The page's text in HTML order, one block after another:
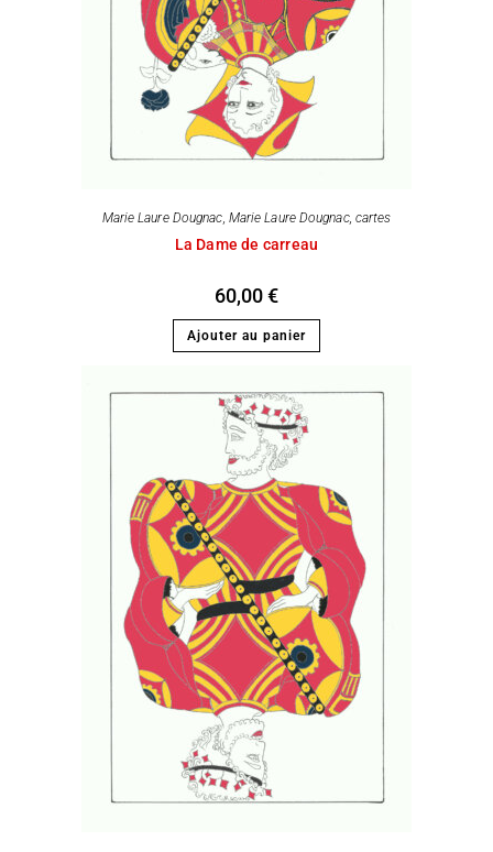
Marie Laure Dougnac, Marie Laure Dougnac, cartes
La Dame de carreau
60,00€
Ajouter au panier